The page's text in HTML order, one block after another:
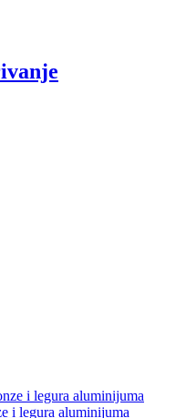
i legura aluminijuma